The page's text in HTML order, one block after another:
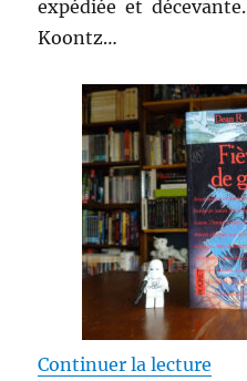
expédiée et
Koontz…
Continuer la lecture